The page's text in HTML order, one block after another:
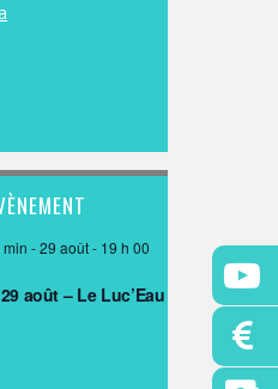
-29 août - 19 h 00
août – Le Luc’Eau